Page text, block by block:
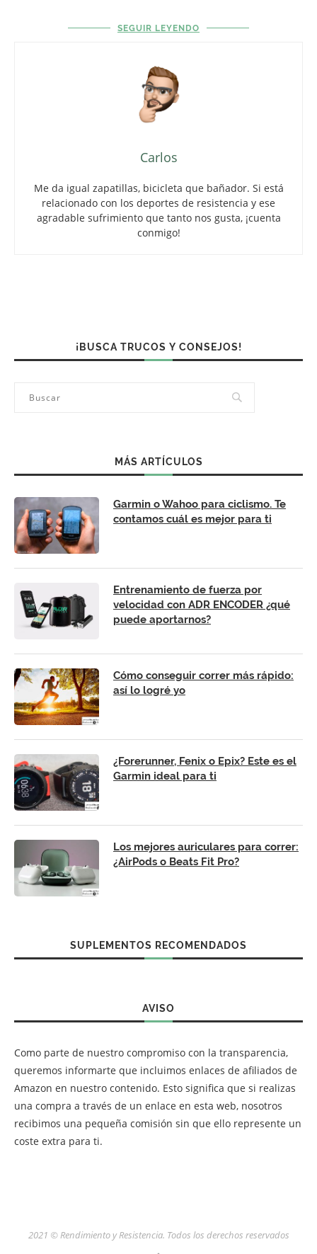
SEGUIR LEYENDO
Carlos
Me da igual zapatillas, bicicleta que bañador. Si está
relacionado con los deportes de resistencia y ese
agradable sufrimiento que tanto nos gusta, ¡cuenta
conmigo!
¡BUSCA TRUCOS Y CONSEJOS!
MÁS ARTÍCULOS
Garmin o Wahoo para ciclismo. Te
contamos cuál es mejor para ti
Entrenamiento de fuerza por
velocidad con ADR ENCODER ¿qué
puede aportarnos?
Cómo conseguir correr más rápido:
así lo logré yo
¿Forerunner, Fenix o Epix? Este es el
Garmin ideal para ti
Los mejores auriculares para correr:
¿AirPods o Beats Fit Pro?
SUPLEMENTOS RECOMENDADOS
AVISO
Como parte de nuestro compromiso con la transparencia,
queremos informarte que incluimos enlaces de afiliados de
Amazon en nuestro contenido. Esto significa que si realizas
una compra a través de un enlace en esta web, nosotros
recibimos una pequeña comisión sin que ello represente un
coste extra para ti.
2021 © Rendimiento y Resistencia. Todos los derechos reservados